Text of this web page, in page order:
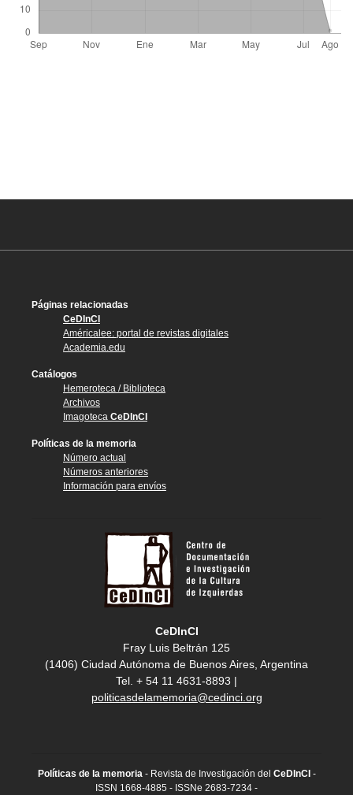
Páginas relacionadas
CeDInCI
Américalee: portal de revistas digitales
Academia.edu
Catálogos
Hemeroteca / Biblioteca
Archivos
Imagoteca CeDInCI
Políticas de la memoria
Número actual
Números anteriores
Información para envíos
CeDInCI
Fray Luis Beltrán 125
(1406) Ciudad Autónoma de Buenos Aires, Argentina
Tel. + 54 11 4631-8893 |
politicasdelamemoria@cedinci.org
Políticas de la memoria- Revista de Investigación del CeDInCI -
ISSN 1668-4885 - ISSNe 2683-7234 -